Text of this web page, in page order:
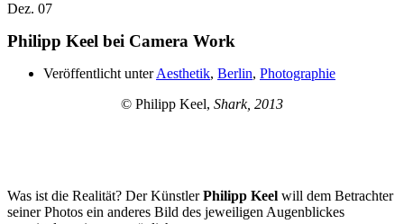
Dez. 07
Philipp Keel bei Camera Work
Veröffentlicht unterAesthetik, Berlin, Photographie
© Philipp Keel, Shark, 2013
Was ist die Realität? Der KünstlerPhilipp Keel will dem Betrachter
seiner Photos ein anderes Bild des jeweiligen Augenblickes